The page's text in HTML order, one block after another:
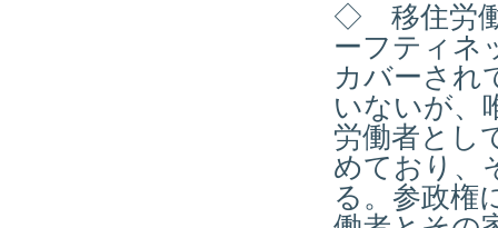
◇ 移住労働
ーフティネ
カバーされ
いないが、
労働者とし
めており、
る。参政権